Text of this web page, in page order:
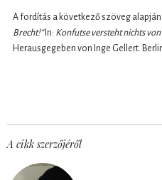
A fordítás a következő szöveg
Brecht!“ In: Konfutse versteht nichts von
Herausgegeben von Inge Gellert.
A cikk szerzőjéről